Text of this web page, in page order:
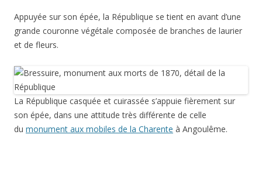
Appuyée sur son épée, la République se tient en avant d’une
grande couronne végétale composée de branches de laurier
et de fleurs.
La République casquée et cuirassée s’appuie fièrement sur
son épée, dans une attitude très différente de celle
du monument aux mobiles de la Charente à Angoulême.